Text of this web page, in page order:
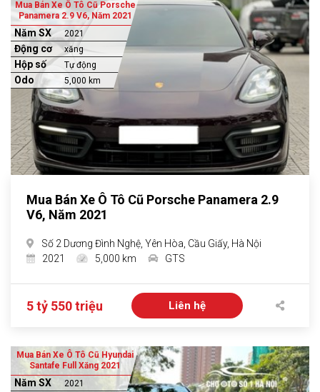
Mua Bán Xe Ô Tô Cũ Porsche
Panamera 2.9 V6, Năm 2021
Năm SX 2021
Động cơ xăng
Hộp số Tự động
Odo 5,000 km
Mua Bán Xe Ô Tô Cũ Porsche Panamera 2.9
V6, Năm 2021
Số 2 Dương Đình Nghệ, Yên Hòa, Cầu Giấy, Hà Nội
2021
5,000 km GTS
5 tỷ 550 triệu Liên hệ
Mua Bán Xe Ô Tô Cũ Hyundai
Santafe Full Xăng 2021
Năm SX 2021